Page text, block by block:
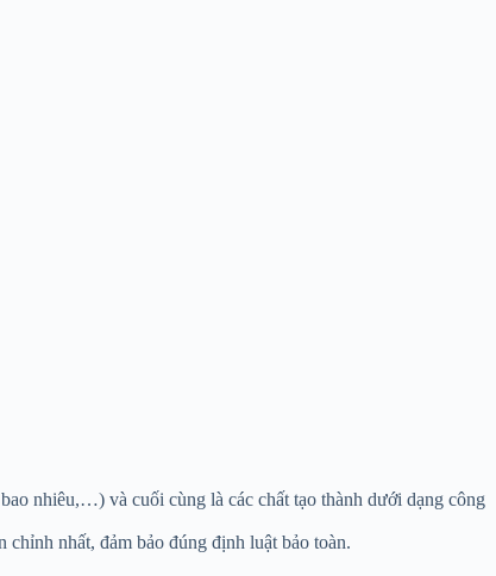
nhiêu,…) và cuối cùng là các chất tạo thành dưới dạng công
chỉnh nhất, đảm bảo đúng định luật bảo toàn.